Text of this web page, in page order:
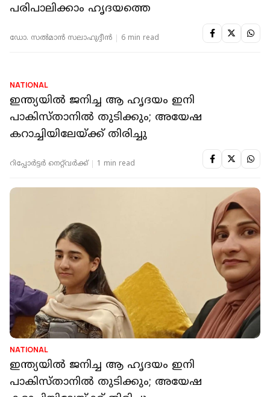
പരിപാലിക്കാം ഹൃദയത്തെ
ഡോ. സല്‍മാന്‍ സലാഹുദ്ദീന്‍ 6 min read
ഇന്ത്യയിൽ ജനിച്ച ആ ഹൃദയം ഇനി
പാകിസ്താനിൽ തുടിക്കും; അയേഷ
കറാച്ചിയിലേയ്ക്ക് തിരിച്ചു
റിപ്പോർട്ടർ നെറ്റ്‌വര്‍ക്ക്‌ 1 min read